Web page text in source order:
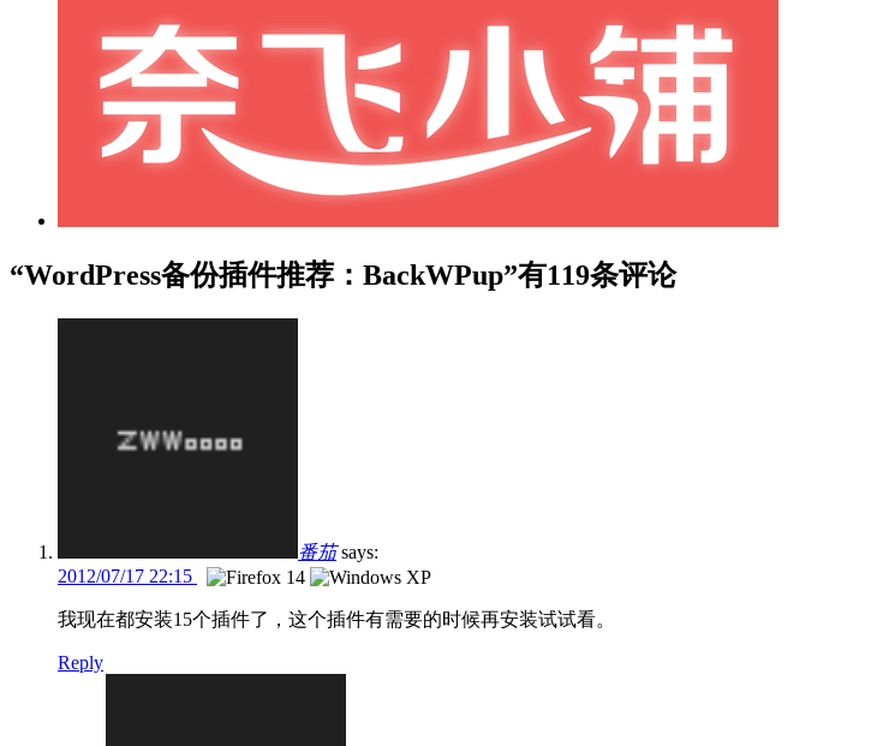
“WordPress备份插件推荐：BackWPup”有119条评论
番茄 says:
2012/07/17 22:15
我现在都安装15个插件了，这个插件有需要的时候再安装试试看。
Reply